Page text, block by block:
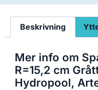
Beskrivning
Mer info om
R=15,2 cm
Hydropool,